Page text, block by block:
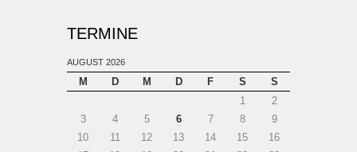
TERMINE
AUGUST 2026
M D M D F S
S
1
2
3
4 5 6 7 8
9
10
11 12 13 14 15
16